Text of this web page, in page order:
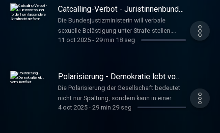
zweitens ein Ziel haben. Führer, Susanne
www.deutschlandfunkkultur.de, Tacheles
Catcalling-Verbot - Juristinnenbund
fordert umfassendere
Strafrechtsreform
Die Bundesjustizministerin will verbale
sexuelle Belästigung unter Strafe stellen.
Kritikerinnen bezweifeln, dass ein Gesetz
dagegen für sinnvoll - aber nicht für
ausreichend. Schniederjann, Nils
www.deutschlandfunkkultur.de, Tacheles
11 oct 2025- 29 min 18 seg
Polarisierung - Demokratie lebt vom
Konflikt
Die Polarisierung der Gesellschaft bedeutet
nicht nur Spaltung, sondern kann in einer
komplexen Welt auch Orientierung bieten. Für
4 oct 2025- 29 min 29 seg